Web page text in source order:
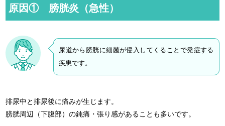
原因① 膀胱炎（急性）
尿道から膀胱に細菌が侵入してくることで発症する
疾患です。
排尿中と排尿後に痛みが生じます。
膀胱周辺（下腹部）の鈍痛・張り感があることも多いです。